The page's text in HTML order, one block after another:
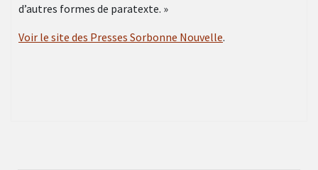
d’autres formes de paratexte. »
Voir le site des Presses Sorbonne Nouvelle.